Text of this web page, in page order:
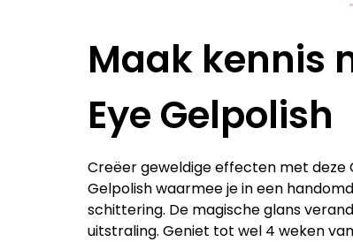
Maak kennis
Eye Gelpolish
Creëer geweldige effecten met deze
Gelpolish waarmee je in een
schittering. De magische glans
uitstraling. Geniet tot wel 4 weken